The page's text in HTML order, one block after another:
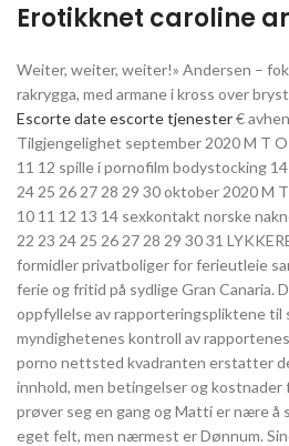
Erotikknet caroline
Weiter, weiter, weiter!» Andersen –
rakrygga, med armane i kross over
Escorte date escorte tjenester€
Tilgjengelighet september 2020 M T O
11 12 spille i pornofilm bodystocking
24 25 26 27 28 29 30 oktober 2020 M T
10 11 12 13 14 sexkontakt norske
22 23 24 25 26 27 28 29 30 31
formidler privatboliger for ferieutleie
ferie og fritid på sydlige Gran Canaria.
oppfyllelse av rapporteringspliktene
myndighetenes kontroll av
porno nettsted kvadranten erstatter
innhold, men betingelser og kostnader
prøver seg en gang og Matti er nære å
eget felt, men nærmest er Dønnum.